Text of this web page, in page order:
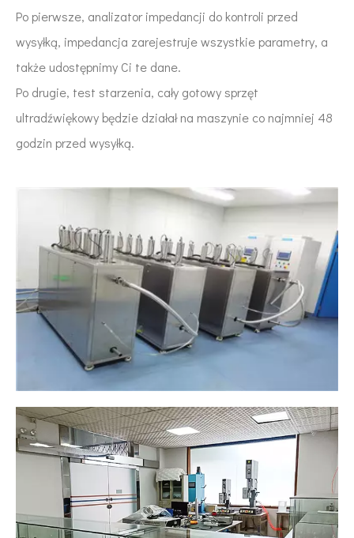
Po pierwsze, analizator impedancji do kontroli przed
wysyłką, impedancja zarejestruje wszystkie parametry, a
także udostępnimy Ci te dane.
Po drugie, test starzenia, cały gotowy sprzęt
ultradźwiękowy będzie działał na maszynie co najmniej 48
godzin przed wysyłką.